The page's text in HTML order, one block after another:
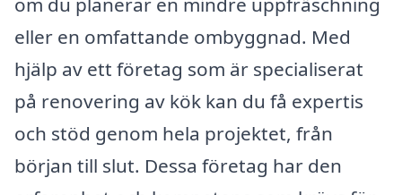
eller en omfattande ombyggnad. Med
hjälp av ett företag som är specialiserat
på renovering av kök kan du få expertis
och stöd genom hela projektet, från
början till slut. Dessa företag har den